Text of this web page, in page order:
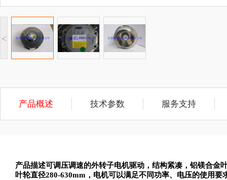
<
产品概述 技术参数 服务支持
产品描述可调压调速的外转子电机驱动，结构紧凑，铝镁合金
叶轮直径280-630mm，电机可以满足不同功率、电压的使用要